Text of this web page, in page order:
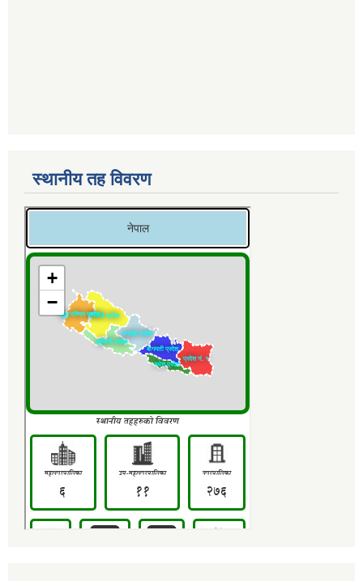
स्थानीय तह विवरण